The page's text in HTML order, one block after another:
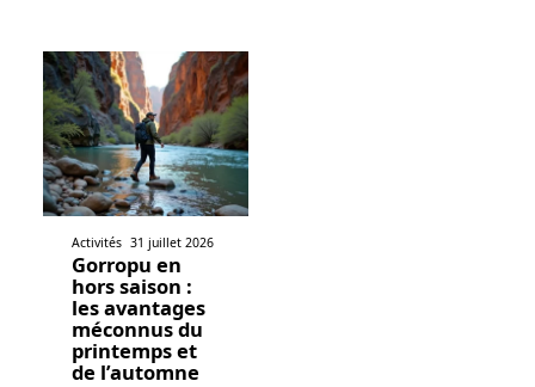
Activités 31 juillet 2026
Gorropu en
hors saison :
les avantages
méconnus du
printemps et
de l’automne